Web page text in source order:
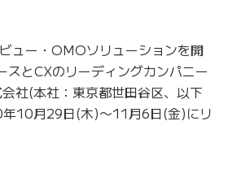
ュー・OMOソリューションを開
スとCXのリーディングカンパニー
社(本社：東京都世田谷区、以下
10月29日(木)〜11月6日(金)にリ